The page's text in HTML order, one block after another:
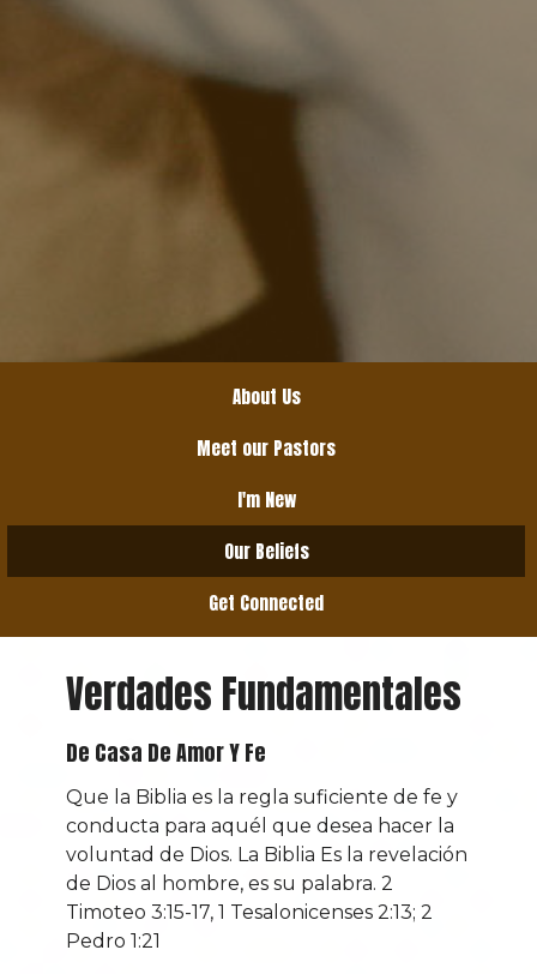
About Us
Meet our Pastors
I'm New
Our Beliefs
Get Connected
Verdades Fundamentales
De Casa De Amor Y Fe
Que la Biblia es la regla suficiente de fe y
conducta para aquél que desea hacer la
voluntad de Dios. La Biblia Es la revelación
de Dios al hombre, es su palabra. 2
Timoteo 3:15-17, 1 Tesalonicenses 2:13; 2
Pedro 1:21